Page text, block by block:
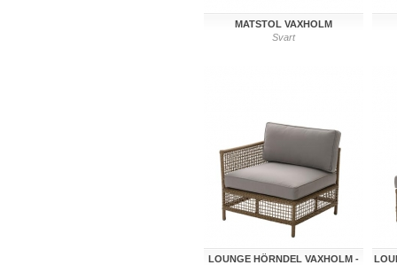
MATSTOL VAXHOLM
Svart
LOUNGE HÖRNDEL VAXHOLM -